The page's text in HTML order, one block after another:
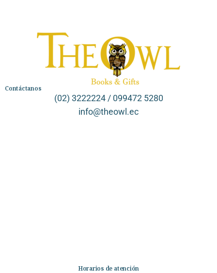
Contáctanos
(02) 3222224 / 099472 5280
info@theowl.ec
Horarios de atención